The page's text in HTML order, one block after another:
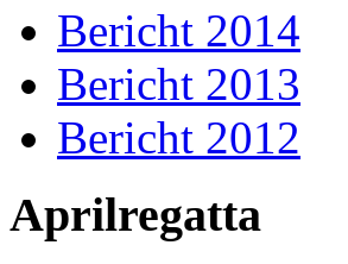
Bericht 2014
Bericht 2013
Bericht 2012
Aprilregatta